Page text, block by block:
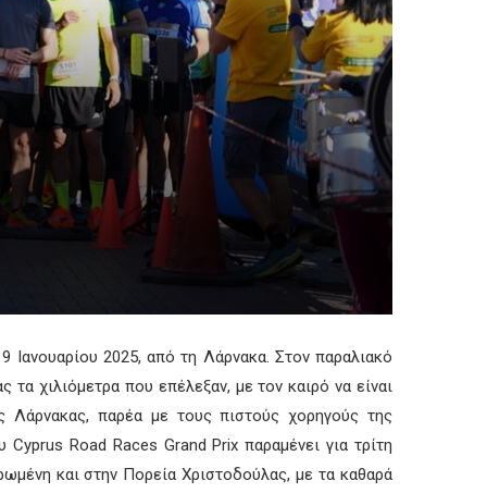
2025, από τη Λάρνακα. Στον παραλιακό
χιλιόμετρα που επέλεξαν, με τον καιρό να είναι
παρέα με τους πιστούς χορηγούς της
Road Races Grand Prix παραμένει για τρίτη
και στην Πορεία Χριστοδούλας, με τα καθαρά